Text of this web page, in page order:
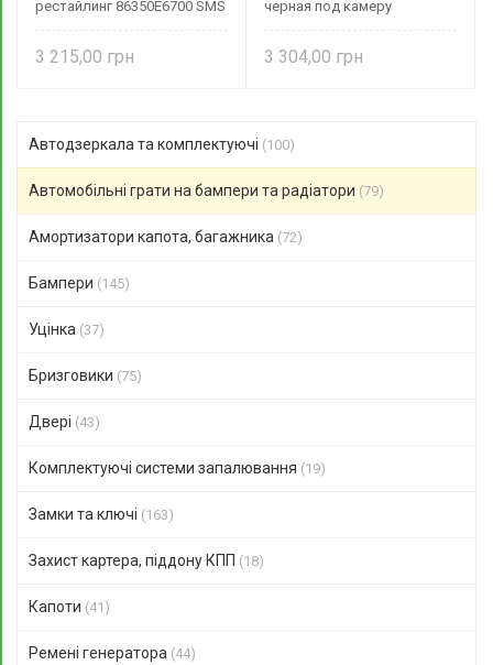
рестайлинг 86350E6700 SMS
3 215,00
черная под камеру
3 304,00
Автодзеркала та комплектуючі (100)
Автомобільні грати на бампери та радіатори (79)
Амортизатори капота, багажника (72)
Бампери (145)
Уцінка (37)
Бризговики (75)
Двері (43)
Комплектуючі системи запалювання (19)
Замки та ключі (163)
Захист картера, піддону КПП (18)
Капоти (41)
Ремені генератора (44)